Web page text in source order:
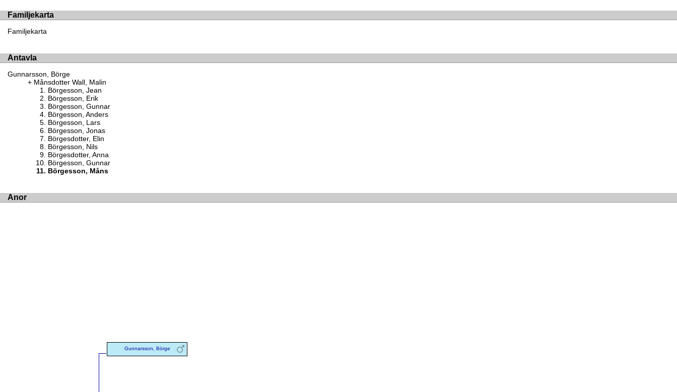
Familjekarta
Familjekarta
Antavla
Gunnarsson, Börge
Månsdotter Wall, Malin
Börgesson, Jean
Börgesson, Erik
Börgesson, Gunnar
Börgesson, Anders
Börgesson, Lars
Börgesson, Jonas
Börgesdotter, Elin
Börgesson, Nils
Börgesdotter, Anna
Börgesson, Gunnar
Börgesson, Måns
Anor
Gunnarsson, Börge